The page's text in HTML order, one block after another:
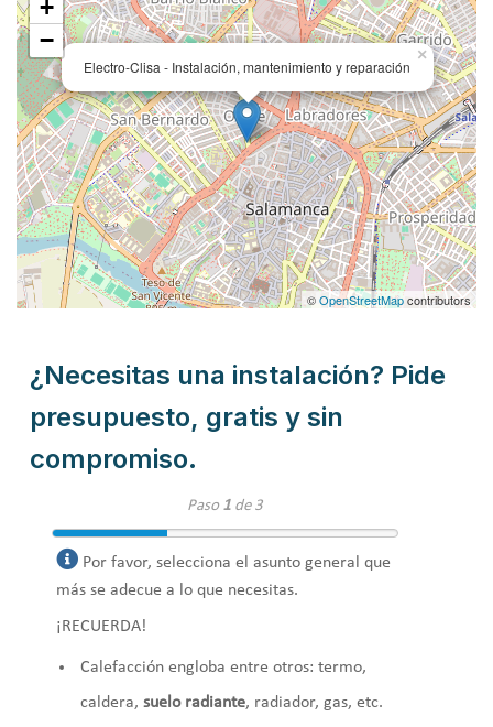
Electro-Clisa - Instalación, mantenimiento y reparación
×
+
−
©OpenStreetMapcontributors
¿Necesitas una instalación? Pide
presupuesto, gratis y sin
compromiso.
Paso 1de 3
Por favor, selecciona el asunto general que
más se adecue a lo que necesitas.
¡RECUERDA!
Calefacción engloba entre otros: termo,
caldera, suelo radiante, radiador, gas, etc.